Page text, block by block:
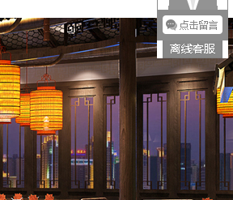
光柏士简介
企业风采
联系光柏士
荣誉资质
视频中心